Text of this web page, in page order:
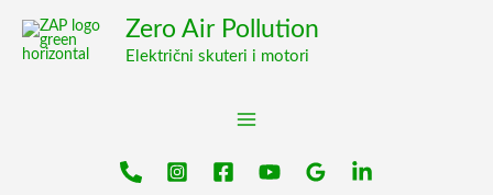
Zero Air Pollution
Električni skuteri i motori